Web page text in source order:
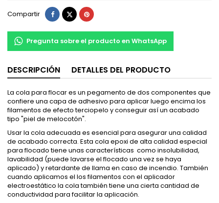
Compartir Compartir
TuitearPinterest
Pregunta sobre el producto en WhatsApp
DESCRIPCIÓN DETALLES DEL PRODUCTO
La cola para flocar es un pegamento de dos componentes que
confiere una capa de adhesivo para aplicar luego encima los
filamentos de efecto terciopelo y conseguir así un acabado
tipo "piel de melocotón".
Usar la cola adecuada es esencial para asegurar una calidad
de acabado correcta. Esta cola epoxi de alta calidad especial
para flocado tiene unas características como insolubilidad,
lavabilidad (puede lavarse el flocado una vez se haya
aplicado) y retardante de llama en caso de incendio. También
cuando aplicamos el los filamentos con el aplicador
electroestático la cola también tiene una cierta cantidad de
conductividad para facilitar la aplicación.